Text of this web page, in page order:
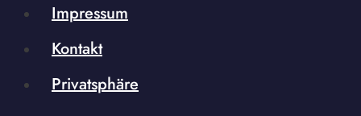
Impressum
Kontakt
Privatsphäre